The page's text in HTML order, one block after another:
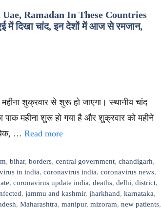
Ramadan In These Countries
दिखा चांद, इन देशों में आज से रमजान,
शुक्रवार से शुरू हो जाएगा। स्थानीय चांद
पाक महीना शुरू हो गया है और शुक्रवार को महीने
… Read more
,bihar,borders,central government,chandigarh,
in india, coronavirus india, coronavirus news,
, coronavirus update india, deaths, delhi, district,
, jammu and kashmir, jharkhand, karnataka,
, Maharashtra, manipur, mizoram, new patients,